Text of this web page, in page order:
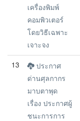
เครื่องพิมพ์
คอมพิวเตอร์
โดยวิธีเฉพาะ
เจาะจง
13
ประกาศ
ด่านศุลกากร
มาบตาพุด
เรื่อง ประกาศผู้
ชนะการการ